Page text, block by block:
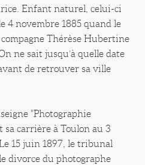
Enfant naturel, celui-ci
4 novembre 1885 quand le
Thérèse Hubertine
ne sait jusqu’à quelle date
de retrouver sa ville
"Photographie
carrière à Toulon au 3
15 juin 1897, le tribunal
divorce du photographe